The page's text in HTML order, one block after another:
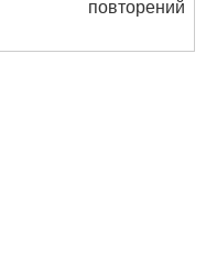
повторений